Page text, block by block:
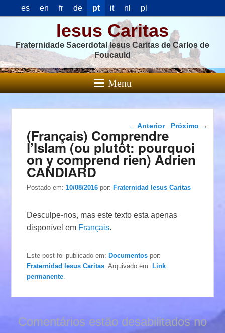
es en fr de pt it nl pl
Iesus Caritas
Fraternidade Sacerdotal Iesus Caritas de Carlos de
Foucauld
Menu
Navegação das
← Anterior Próximo →
(Français) Comprendre
l’Islam (ou plutôt: pourquoi
on y comprend rien) Adrien
CANDIARD
Postado em:10/08/2016 por:Fraternidad Iesus Caritas
Desculpe-nos, mas este texto esta apenas
disponível em Français.
Este post foi publicado em:Documentos por:
Fraternidad Iesus Caritas . Arquivado em:Link
permanente
Comentários estão desabilitados no